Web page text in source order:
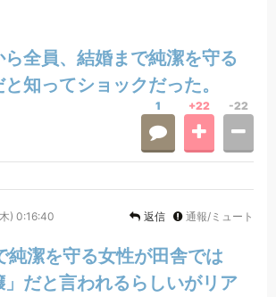
ら全員、結婚まで純潔を守る
知ってショックだった。
1 +22 -22
) 0:16:40 返信 通報/ミュート
純潔を守る女性が田舎では
」だと言われるらしいがリア